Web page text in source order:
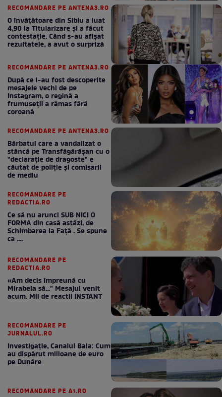
RECOMANDARE PE ANTENA3.RO
O învățătoare din Sibiu a luat
4,90 la Titularizare și a făcut
contestație. Când s-au afișat
rezultatele, a avut o surpriză
RECOMANDARE PE ANTENA3.RO
După ce i-au fost descoperite
mesajele vechi de pe
Instagram, o regină a
frumuseții a rămas fără
coroană
RECOMANDARE PE ANTENA3.RO
Bărbatul care a vandalizat o
stâncă pe Transfăgărășan cu o
"declaraţie de dragoste" e
căutat de poliție și comisarii
de mediu
RECOMANDARE PE
REDACTIA.RO
Ce să nu arunci SUB NICI O
FORMA din casă astăzi, de
Schimbarea la Față . Se spune
ca ....
RECOMANDARE PE
REDACTIA.RO
«Am decis împreună cu
Mirabela să..." Mesajul venit
acum. Mii de reactii INSTANT
RECOMANDARE PE
JURNALUL.RO
Investigație, Canalul Bala: Cum
au dispărut milioane de euro
pe Dunăre
RECOMANDARE PE A1.RO